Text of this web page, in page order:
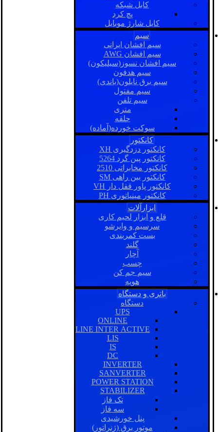
کابل شبکه
پچ کرد
کابل شارژ موبایل
سیم
سیم افشان ایرانی
سیم افشان AWG
سیم افشان نسوز(سیلیکون)
سیم هدفون
سیم برق نایلون(باندی)
سیم مفتول
سیم تلفن
متری
حلقه
سوکت خورده(آماده)
کانکتور
کانکتور دزدگیری XH
کانکتور پین گرد 5264
کانکتور مخابراتی 2510
کانکتور بین راهی SM
کانکتور پاور قفل دار VH
کانکتور مینیاتوری PH
ابزارآلات
قلع و ابزار لحیم کاری
سرسیم و وایرشو
بست کمربندی
گلند
آچار
چسب
سیم جم کن
هویه
باتری و دستگاه
دستگاه
UPS
ONLINE
LINE INTER ACTIVE
LIS
IS
DC
INVERTER
SANVERTER
POWER STATION
STABILIZER
تک فاز
سه فاز
پنل خورشیدی
موتور برق (ژنراتور)